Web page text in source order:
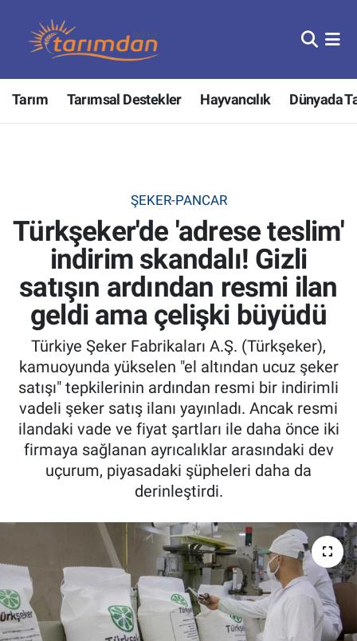
Tarım Tarımsal Destekler Hayvancılık Dünyada
ŞEKER-PANCAR
Türkşeker'de 'adrese teslim'
indirim skandalı! Gizli
satışın ardından resmi ilan
geldi ama çelişki büyüdü
Türkiye Şeker Fabrikaları A.Ş. (Türkşeker),
kamuoyunda yükselen "el altından ucuz şeker
satışı" tepkilerinin ardından resmi bir indirimli
vadeli şeker satış ilanı yayınladı. Ancak resmi
ilandaki vade ve fiyat şartları ile daha önce iki
firmaya sağlanan ayrıcalıklar arasındaki dev
uçurum, piyasadaki şüpheleri daha da
derinleştirdi.
Tarım
Hayvancılık
Tarımsal Destekler
Tarım Bakanlığı
TZOB
Tarım Kredi Kooperatifleri
Pankobirlik
Et fiyatları
Tarım Bilgisi
Dünyada Tarım
Üretici Birlikleri
Şeker ve Şekerli Mamüller
Nöbetçi Eczaneler
Hava Durumu
Tüm Manşetler
Son Dakika Haberleri
Haber Arşivi